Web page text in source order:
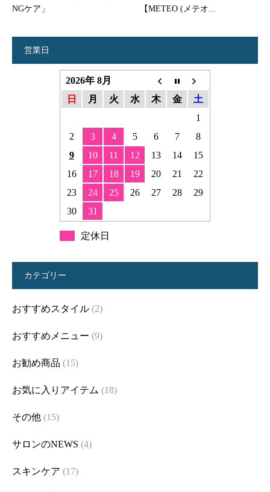
NGケア」
【METEO (メテオ...
営業日
2026年 8月
日
月 火 水 木 金
土
1
2
3 4 5 6 7
8
9
10 11 12 13 14
15
16
17 18 19 20 21
22
23
24 25 26 27 28
29
30
31
定休日
カテゴリー
おすすめスタイル (2)
おすすめメニュー (9)
お勧め商品 (15)
お気に入りアイテム (18)
その他 (15)
サロンのNEWS (4)
スキンケア (17)